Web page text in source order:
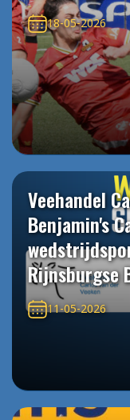
18-05-2026
Veehandel
Benjamin's
Rijnsburgse
11-05-2026